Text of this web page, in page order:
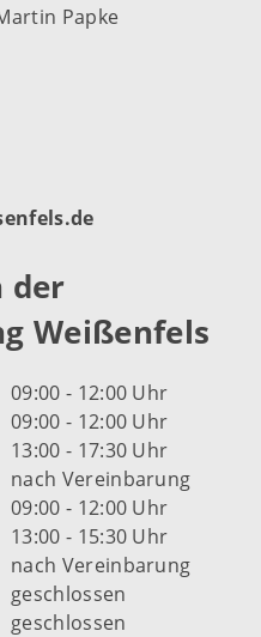
Papke
der
Weißenfels
09:00 - 12:00 Uhr
09:00 - 12:00 Uhr
13:00 - 17:30 Uhr
nach Vereinbarung
09:00 - 12:00 Uhr
13:00 - 15:30 Uhr
nach Vereinbarung
geschlossen
geschlossen